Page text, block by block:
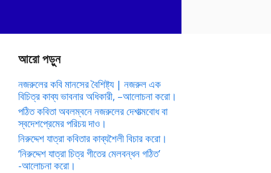
আরো পড়ুন
নজরুলের কবি মানসের বৈশিষ্ট্য | নজরুল এক
বিচিত্র কাব্য ভাবনার অধিকারী, –আলোচনা করো।
পঠিত কবিতা অবলম্বনে নজরুলের দেশাত্মবোধ বা
স্বদেশপ্রেমের পরিচয় দাও।
নিরুদ্দেশ যাত্রা কবিতার কাব্যশৈলী বিচার করো।
‘নিরুদ্দেশ যাত্রা চিত্র গীতের মেলবন্ধন গঠিত’
-আলোচনা করো।